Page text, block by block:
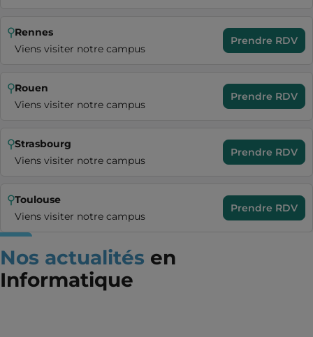
Rennes
Viens visiter notre campus
Prendre RDV
Rouen
Viens visiter notre campus
Prendre RDV
Strasbourg
Viens visiter notre campus
Prendre RDV
Toulouse
Viens visiter notre campus
Prendre RDV
Nos actualités en
Informatique